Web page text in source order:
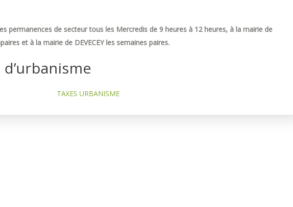
permanences de secteur tous les Mercredis de 9 heures à 12 heures, à la mairie de
et à la mairie de DEVECEY les semaines paires.
TAXES URBANISME